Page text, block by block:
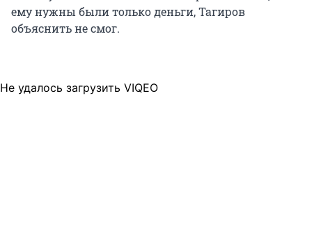
ему нужны были только деньги, Тагиров
объяснить не смог.
Не удалось загрузить VIQEO